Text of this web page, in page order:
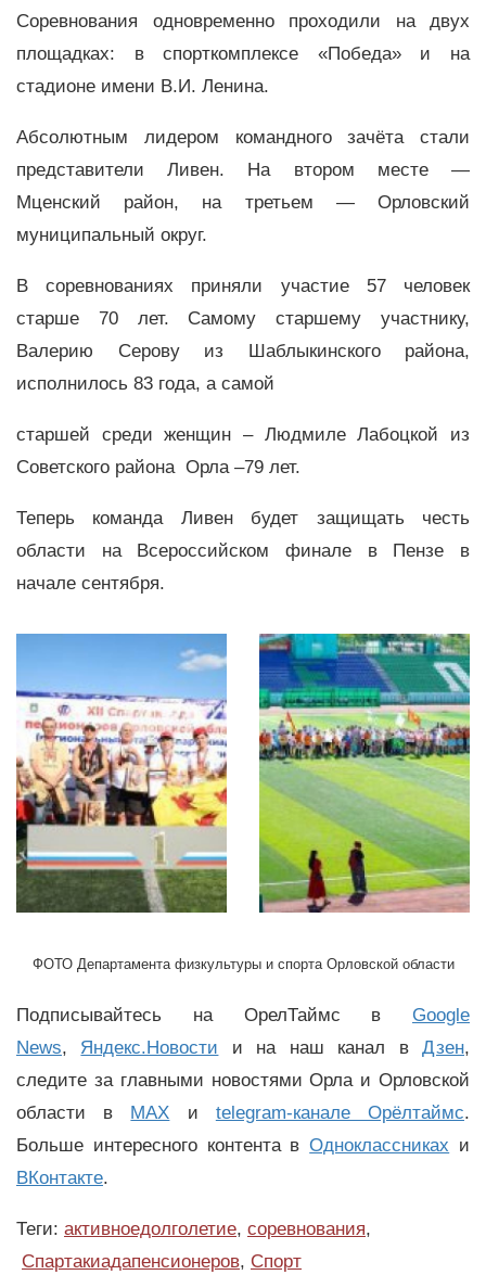
Соревнования одновременно проходили на двух
площадках: в спорткомплексе «Победа» и на
стадионе имени В.И. Ленина.
Абсолютным лидером командного зачёта стали
представители Ливен. На втором месте —
Мценский район, на третьем — Орловский
муниципальный округ.
В соревнованиях приняли участие 57 человек
старше 70 лет. Самому старшему участнику,
Валерию Серову из Шаблыкинского района,
исполнилось 83 года, а самой
старшей среди женщин – Людмиле Лабоцкой из
Советского района Орла –79 лет.
Теперь команда Ливен будет защищать честь
области на Всероссийском финале в Пензе в
начале сентября.
ФОТО Департамента физкультуры и спорта Орловской области
Подписывайтесь на ОрелТаймс в Google
News, Яндекс.Новости и на наш канал вДзен,
следите за главными новостями Орла и Орловской
области в MAX и telegram-канале Орёлтаймс.
Больше интересного контента вОдноклассниках и
ВКонтакте.
Теги: активноедолголетие, соревнования,
Спартакиадапенсионеров, Спорт